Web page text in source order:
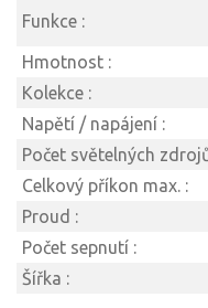
Funkce :
Hmotnost :
Kolekce :
Napětí / napájení :
Počet světelných
Celkový příkon max. :
Proud :
Počet sepnutí :
Šířka :